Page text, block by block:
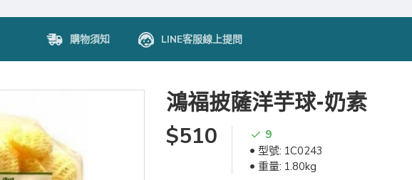
購物須知 LINE客服線上提問
鴻福披薩洋芋球-奶素
$510
9
型號: 1C0243
重量: 1.80kg